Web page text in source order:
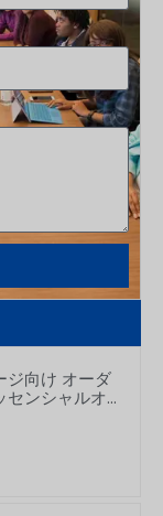
ジ向け オーダ
センシャルオ
5～100ml